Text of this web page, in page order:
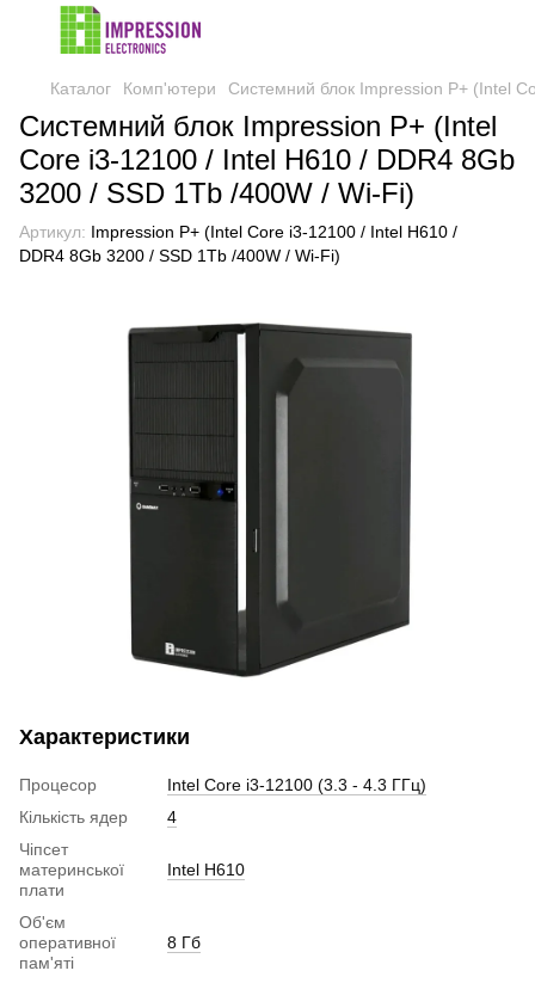
Каталог Комп'ютери Системний блок Impression P+ (Intel
Системний блок Impression P+ (Intel
Core i3-12100 / Intel H610 / DDR4 8Gb
3200 / SSD 1Tb /400W / Wi-Fi)
Артикул: Impression P+ (Intel Core i3-12100 / Intel H610 /
DDR4 8Gb 3200 / SSD 1Tb /400W / Wi-Fi)
Характеристики
Процесор
Intel Core i3-12100 (3.3 - 4.3 ГГц)
Кількість ядер
4
Чіпсет
материнської
плати
Intel H610
Об'єм
оперативної
пам'яті
8 Гб